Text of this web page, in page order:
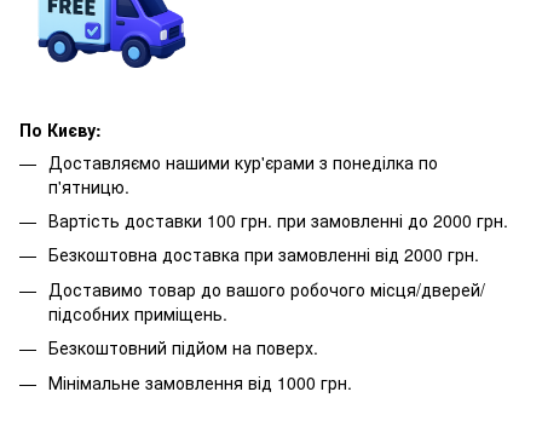
По Києву:
Доставляємо нашими кур'єрами з понеділка по
п'ятницю.
Вартість доставки 100 грн. при замовленні до 2000 грн.
Безкоштовна доставка при замовленні від 2000 грн.
Доставимо товар до вашого робочого місця/дверей/
підсобних приміщень.
Безкоштовний підйом на поверх.
Мінімальне замовлення від 1000 грн.